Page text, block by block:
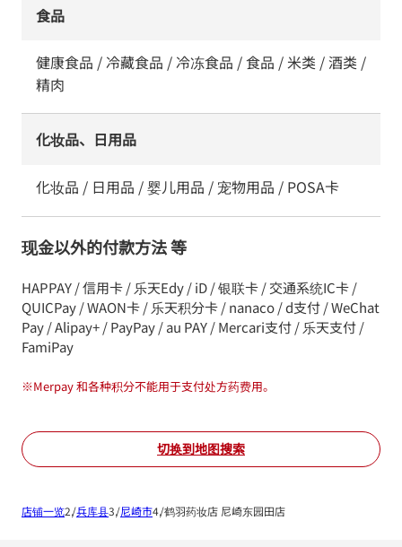
食品
健康食品 / 冷藏食品 / 冷冻食品 / 食品 / 米类 / 酒类 /
精肉
化妆品、日用品
化妆品 / 日用品 / 婴儿用品 / 宠物用品 / POSA卡
现金以外的付款方法 等
HAPPAY / 信用卡 / 乐天Edy / iD / 银联卡 / 交通系统IC卡 /
QUICPay / WAON卡 / 乐天积分卡 / nanaco / d支付 / WeChat
Pay / Alipay+ / PayPay / au PAY / Mercari支付 / 乐天支付 /
FamiPay
※Merpay 和各种积分不能用于支付处方药费用。
切换到地图搜索
店铺一览 兵库县 尼崎市 鹤羽药妆店 尼崎东园田店